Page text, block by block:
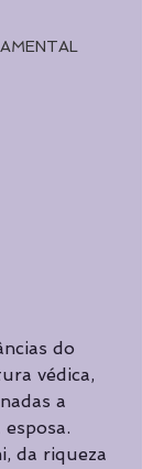
do
védica,
a
da riqueza